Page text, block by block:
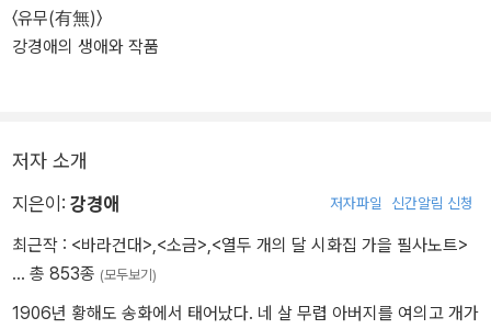
〈유무(有無)〉
강경애의 생애와 작품
저자 소개
지은이: 강경애 저자파일 신간알림 신청
최근작 : <바라건대> <소금> <열두 개의 달 시화집 가을 필사노트>
… 총 853종 (모두보기)
1906년 황해도 송화에서 태어났다. 네 살 무렵 아버지를 여의고 개가